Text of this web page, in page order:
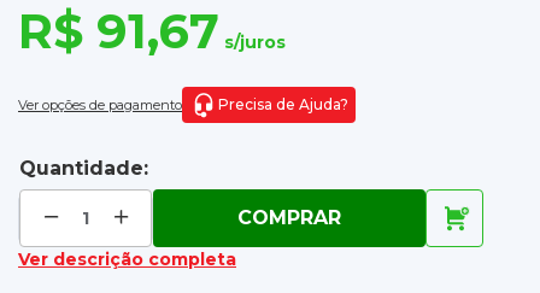
R$ 91,67 s/juros
Ver opções de pagamento Precisa de Ajuda?
Quantidade:
COMPRAR
Ver descrição completa